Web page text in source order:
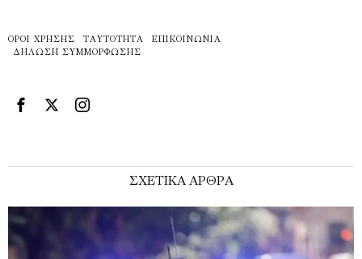
ΌΡΟΙ ΧΡΉΣΗΣ ΤΑΥΤΌΤΗΤΑ
ΕΠΙΚΟΙΝΩΝΊΑ
ΔΉΛΩΣΗ ΣΥΜΜΌΡΦΩΣΗΣ
ΣΧΕΤΙΚΑ ΑΡΘΡΑ